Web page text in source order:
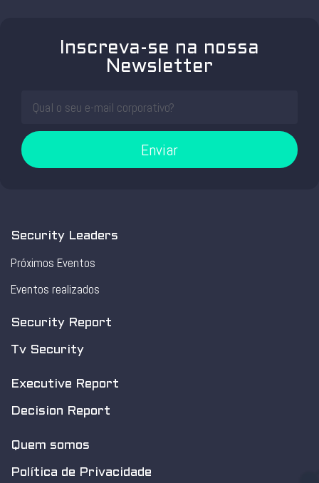
Inscreva-se na nossa
Newsletter
Enviar
Security Leaders
Próximos Eventos
Eventos realizados
Security Report
Tv Security
Executive Report
Decision Report
Quem somos
Política de Privacidade